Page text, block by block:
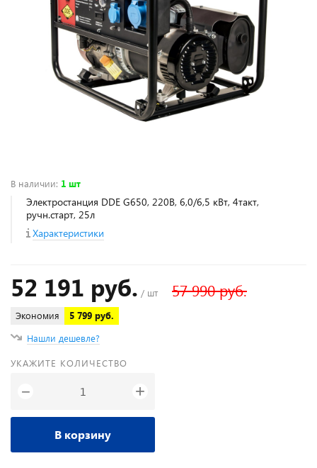
В наличии: 1 шт
Электростанция DDE G650, 220В, 6,0/6,5 кВт, 4такт,
ручн.старт, 25л
Характеристики
52 191 руб. / шт 57 990 руб.
Экономия
5 799 руб.
Нашли дешевле?
УКАЖИТЕ КОЛИЧЕСТВО
− +
В корзину